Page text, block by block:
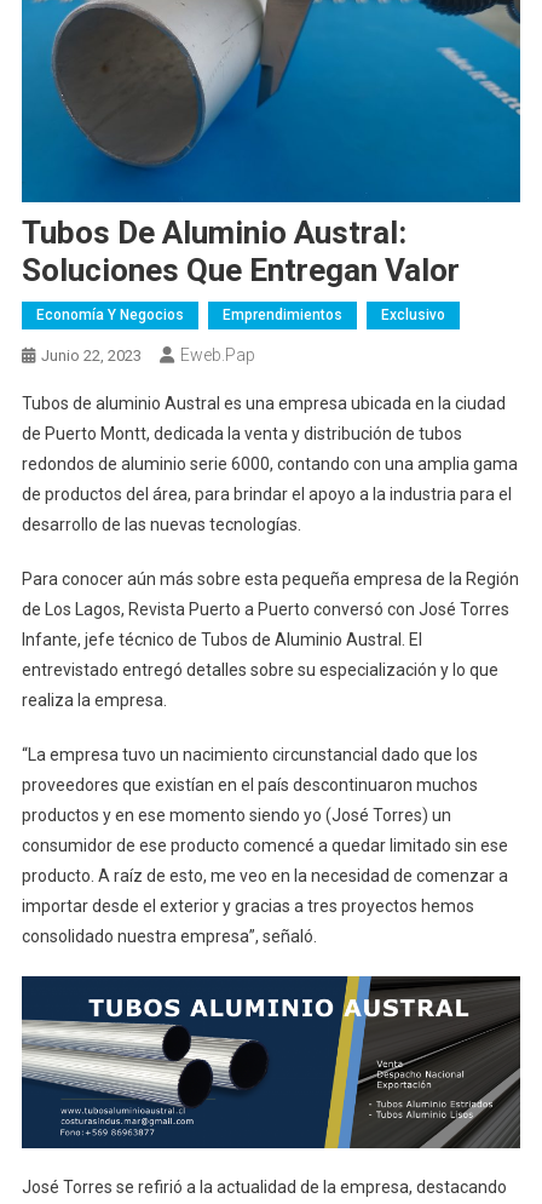
Tubos De Aluminio Austral:
Soluciones Que Entregan Valor
Economía Y Negocios Emprendimientos Exclusivo
Junio 22, 2023 Eweb.pap
Tubos de aluminio Austral es una empresa ubicada en la ciudad
de Puerto Montt, dedicada la venta y distribución de tubos
redondos de aluminio serie 6000, contando con una amplia gama
de productos del área, para brindar el apoyo a la industria para el
desarrollo de las nuevas tecnologías.
Para conocer aún más sobre esta pequeña empresa de la Región
de Los Lagos, Revista Puerto a Puerto conversó con José Torres
Infante, jefe técnico de Tubos de Aluminio Austral. El
entrevistado entregó detalles sobre su especialización y lo que
realiza la empresa.
“La empresa tuvo un nacimiento circunstancial dado que los
proveedores que existían en el país descontinuaron muchos
productos y en ese momento siendo yo (José Torres) un
consumidor de ese producto comencé a quedar limitado sin ese
producto. A raíz de esto, me veo en la necesidad de comenzar a
importar desde el exterior y gracias a tres proyectos hemos
consolidado nuestra empresa”, señaló.
José Torres se refirió a la actualidad de la empresa, destacando